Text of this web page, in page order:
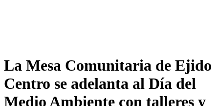
La Mesa Comunitaria de Ejido
Centro se adelanta al Día del
Medio Ambiente con talleres y